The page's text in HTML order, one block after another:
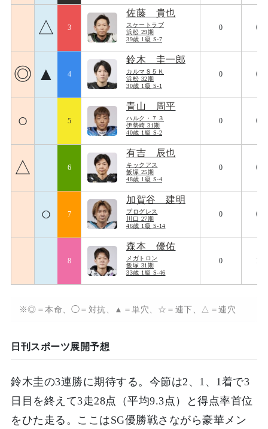
△ 3
佐藤 貴也
スケートラブ
浜松 29期
39歳 1級 S-7
0 080
◎ ▲ 4
鈴木 圭一郎
カルマＳ５Ｋ
浜松 32期
30歳 1級 S-1
0 077
○ 5
青山 周平
ハルク・７３
伊勢崎 31期
40歳 1級 S-2
0 082
△ 6
有吉 辰也
キックアス
飯塚 25期
48歳 1級 S-4
0 076
○ 7
加賀谷 建明
プログレス
川口 27期
46歳 1級 S-14
0 077
8
森本 優佑
メガトロン
飯塚 31期
33歳 1級 S-46
0 102
※◎＝本命、◯＝対抗、▲＝単穴、☆＝連下、△＝連穴
日刊スポーツ展開予想
鈴木圭の3連勝に期待する。今節は2、1、1着で3
日目を終えて3走28点（平均9.3点）と得点率首位
をひた走る。ここはSG優勝戦さながら豪華メン